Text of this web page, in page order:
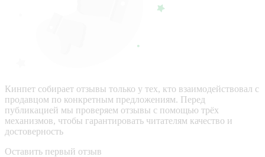
Кинпет собирает отзывы только у тех, кто взаимодействовал с
продавцом по конкретным предложениям. Перед
публикацией мы проверяем отзывы с помощью трёх
механизмов, чтобы гарантировать читателям качество и
достоверность
Оставить первый отзыв